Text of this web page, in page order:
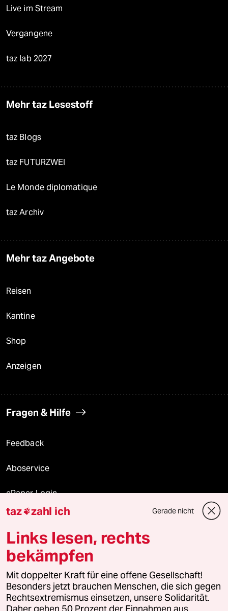
Live im Stream
Vergangene
taz lab 2027
Mehr taz Lesestoff
taz Blogs
taz FUTURZWEI
Le Monde diplomatique
taz Archiv
Mehr taz Angebote
Reisen
Kantine
Shop
Anzeigen
Fragen & Hilfe
Feedback
Aboservice
ePaper Login
Downloads für Abonnierende
© 2026 taz Verlags und Vertriebs GmbH
Alle Rechte vorbehalten. Bei rechtlichen Fragen oder für Genehmigungen
wenden Sie sich bitte an
lizenzen@taz.de
taz zahl ich Gerade nicht
Links lesen, rechts
bekämpfen
Mit doppelter Kraft für eine offene Gesellschaft!
Besonders jetzt brauchen Menschen, die sich gegen
Rechtsextremismus einsetzen, unsere Solidarität.